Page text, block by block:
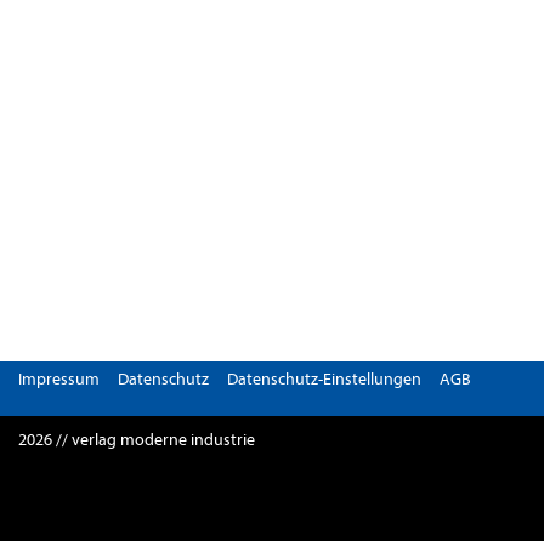
Impressum Datenschutz Datenschutz-Einstellungen AGB
2026 // verlag moderne industrie